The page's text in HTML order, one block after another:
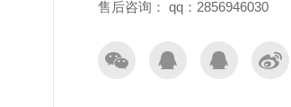
售后咨询： qq：2856946030